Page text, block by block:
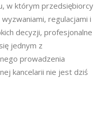
w którym przedsiębiorcy
regulacjami i
decyzji, profesjonalne
jednym z
prowadzenia
kancelarii nie jest dziś